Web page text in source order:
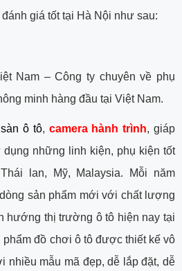
giá tốt tại Hà Nội như sau:
Nam – Công ty chuyên về phụ
minh hàng đầu tại Việt Nam.
ô tô, camera hành trình,giáp
những linh kiện, phụ kiện tốt
lan, Mỹ, Malaysia. Mỗi năm
sản phẩm mới với chất lượng
hướng thị trường ô tô hiện nay tại
phẩm đồ chơi ô tô được thiết kế vô
nhiều mẫu mã đẹp, dễ lắp đặt, dễ